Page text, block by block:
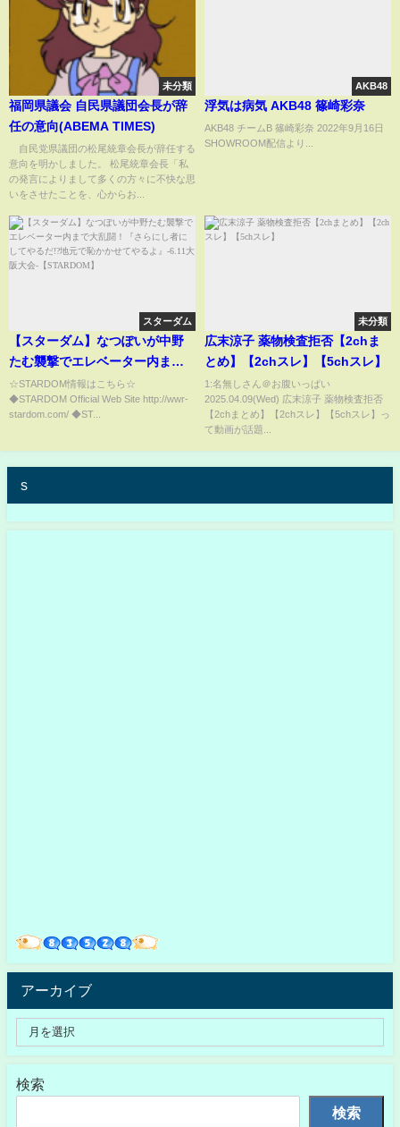
未分類
福岡県議会 自民県議団会長が辞
任の意向(ABEMA TIMES)
自民党県議団の松尾統章会長が辞任する
意向を明かしました。 松尾統章会長「私
の発言によりまして多くの方々に不快な思
いをさせたことを、心からお...
AKB48
浮気は病気 AKB48 篠崎彩奈
AKB48 チームB 篠崎彩奈 2022年9月16日
SHOWROOM配信より...
スターダム
【スターダム】なつぽいが中野
たむ襲撃でエレベーター内まで
大乱闘！『さらにし者にしてや
るだ!?地元で恥かかせてやる
☆STARDOM情報はこちら☆
◆STARDOM Official Web Site http://wwr-
stardom.com/ ◆ST...
未分類
広末涼子 薬物検査拒否【2chま
とめ】【2chスレ】【5chスレ】
1:名無しさん＠お腹いっぱい
2025.04.09(Wed) 広末涼子 薬物検査拒否
【2chまとめ】【2chスレ】【5chスレ】っ
て動画が話題...
s
アーカイブ
検索
検索